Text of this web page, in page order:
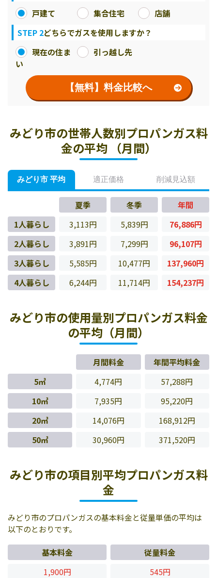
戸建て
集合住宅
店舗
STEP 2どちらでガスを使用しますか？
現在の住ま
い
引っ越し先
【無料】料金比較へ
みどり市の世帯人数別プロパンガス料
金の平均 （月間）
みどり市 平均 適正価格 削減見込額
夏季 冬季
年間
1人暮らし
3,113円 5,839円
76,886円
2人暮らし
3,891円 7,299円
96,107円
3人暮らし
5,585円 10,477円
137,960円
4人暮らし
6,244円 11,714円 154,237円
みどり市の使用量別プロパンガス料金
の平均（月間）
月間料金
年間平均料金
5㎥
4,774円
57,288円
10㎥
7,935円
95,220円
20㎥
14,076円
168,912円
50㎥
30,960円 371,520円
みどり市の項目別平均プロパンガス料
金
みどり市のプロパンガスの基本料金と従量単価の平均は
以下のとおりです。
基本料金
従量料金
1,900円
545円